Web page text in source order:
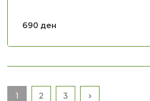
690 ден
1 2 3